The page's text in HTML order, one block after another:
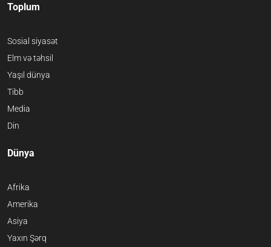
Toplum
Sosial siyasət
Elm və təhsil
Yaşıl dünya
Tibb
Media
Din
Dünya
Afrika
Amerika
Asiya
Yaxın Şərq